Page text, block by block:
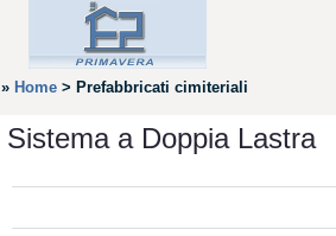
» Home > Prefabbricati cimiteriali
Sistema a Doppia Lastra